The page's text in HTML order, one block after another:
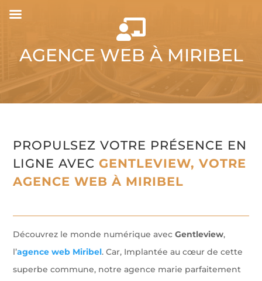

AGENCE WEB À MIRIBEL
PROPULSEZ VOTRE PRÉSENCE EN
LIGNE AVEC GENTLEVIEW, VOTRE
AGENCE WEB À MIRIBEL
Découvrez le monde numérique avecGentleview,
l’agence web Miribel. Car, Implantée au cœur de cette
superbe commune, notre agence marie parfaitement